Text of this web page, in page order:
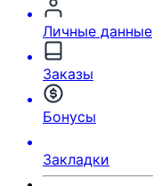
Личные данные
Заказы
Бонусы
Закладки